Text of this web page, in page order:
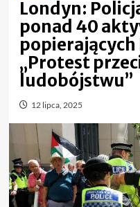
Londyn:
ponad 40
„Protest
ludobójstwu”
12 lipca, 2025